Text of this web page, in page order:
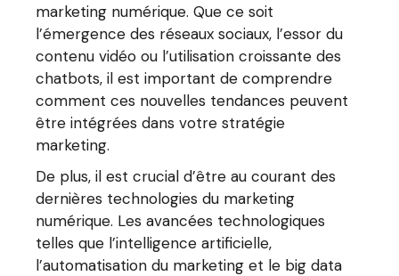
marketing numérique. Que ce soit
l’émergence des réseaux sociaux, l’essor du
contenu vidéo ou l’utilisation croissante des
chatbots, il est important de comprendre
comment ces nouvelles tendances peuvent
être intégrées dans votre stratégie
marketing.
De plus, il est crucial d’être au courant des
dernières technologies du marketing
numérique. Les avancées technologiques
telles que l’intelligence artificielle,
l’automatisation du marketing et le big data